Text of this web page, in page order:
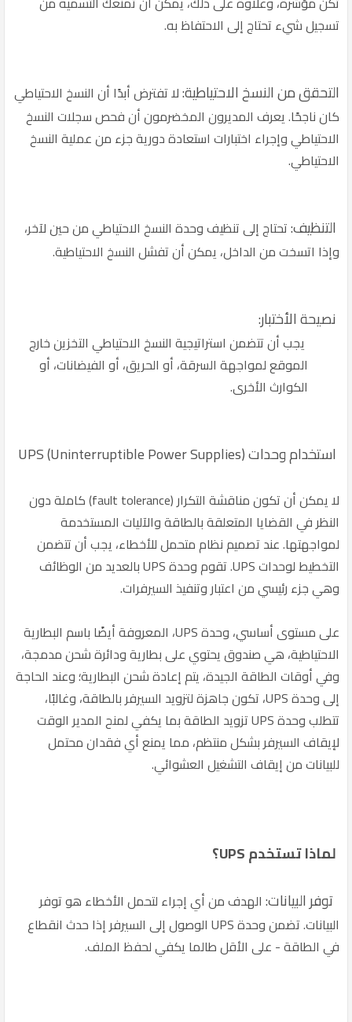
تسجيل شيء تحتاج إلى الاحتفاظ به.
التحقق من النسخ الاحتياطية:لا تفترض أبدًا أن النسخ الاحتياطي
كان ناجحًا. يعرف المديرون المخضرمون أن فحص سجلات النسخ
الاحتياطي وإجراء اختبارات استعادة دورية جزء من عملية النسخ
الاحتياطي.
التنظيف:تحتاج إلى تنظيف وحدة النسخ الاحتياطي من حين لآخر،
وإذا اتسخت من الداخل، يمكن أن تفشل النسخ الاحتياطية.
نصيحة الأختبار:
يجب أن تتضمن استراتيجية النسخ الاحتياطي التخزين خارج
الموقع لمواجهة السرقة، أو الحريق، أو الفيضانات، أو
الكوارث الأخرى.
استخدام وحدات UPS (Uninterruptible Power Supplies)
لا يمكن أن تكون مناقشة التكرار (fault tolerance) كاملة دون
النظر في القضايا المتعلقة بالطاقة والآليات المستخدمة
لمواجهتها. عند تصميم نظام متحمل للأخطاء، يجب أن تتضمن
التخطيط لوحدات UPS. تقوم وحدة UPS بالعديد من الوظائف
وهي جزء رئيسي من اعتبار وتنفيذ السيرفرات.
على مستوى أساسي، وحدة UPS، المعروفة أيضًا باسم البطارية
الاحتياطية، هي صندوق يحتوي على بطارية ودائرة شحن مدمجة،
وفي أوقات الطاقة الجيدة، يتم إعادة شحن البطارية؛ وعند الحاجة
إلى وحدة UPS، تكون جاهزة لتزويد السيرفر بالطاقة، وغالبًا،
تتطلب وحدة UPS تزويد الطاقة بما يكفي لمنح المدير الوقت
لإيقاف السيرفر بشكل منتظم، مما يمنع أي فقدان محتمل
للبيانات من إيقاف التشغيل العشوائي.
لماذا تستخدم UPS؟
توفر البيانات: الهدف من أي إجراء لتحمل الأخطاء هو توفر
البيانات. تضمن وحدة UPS الوصول إلى السيرفر إذا حدث انقطاع
في الطاقة - على الأقل طالما يكفي لحفظ الملف.